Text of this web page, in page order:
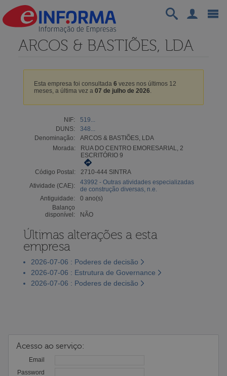
ARCOS & BASTIÕES, LDA
Esta empresa foi consultada 6 vezes nos últimos 12
meses, a última vez a 07 de julho de 2026.
NIF:
519...
DUNS:
348...
Denominação:
ARCOS & BASTIÕES, LDA
Morada:
RUA DO CENTRO EMORESARIAL, 2
ESCRITÓRIO 9
Código Postal:
2710-444 SINTRA
Atividade (CAE):
43992 - Outras atividades especializadas
de construção diversas, n.e.
Antiguidade:
0 ano(s)
Balanço
disponível:
NÃO
Últimas alterações a esta
empresa
2026-07-06 : Poderes de decisão
2026-07-06 : Estrutura de Governance
2026-07-06 : Poderes de decisão
Acesso ao serviço:
Email
Password